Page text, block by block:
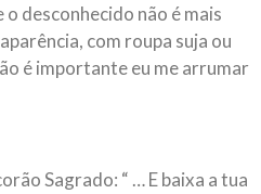
desconhecido não é mais
com roupa suja ou
é importante eu me arrumar
Sagrado: “ … E baixa a tua